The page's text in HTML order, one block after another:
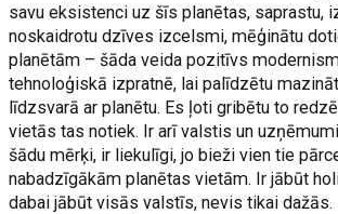
savu eksistenci uz šīs planētas, saprastu,
noskaidrotu dzīves izcelsmi, mēģinātu
planētām – šāda veida pozitīvs
tehnoloģiskā izpratnē, lai palīdzētu
līdzsvarā ar planētu. Es ļoti gribētu to
vietās tas notiek. Ir arī valstis un
šādu mērķi, ir liekulīgi, jo bieži vien tie
nabadzīgākām planētas vietām. Ir jābūt
dabai jābūt visās valstīs, nevis tikai dažās.